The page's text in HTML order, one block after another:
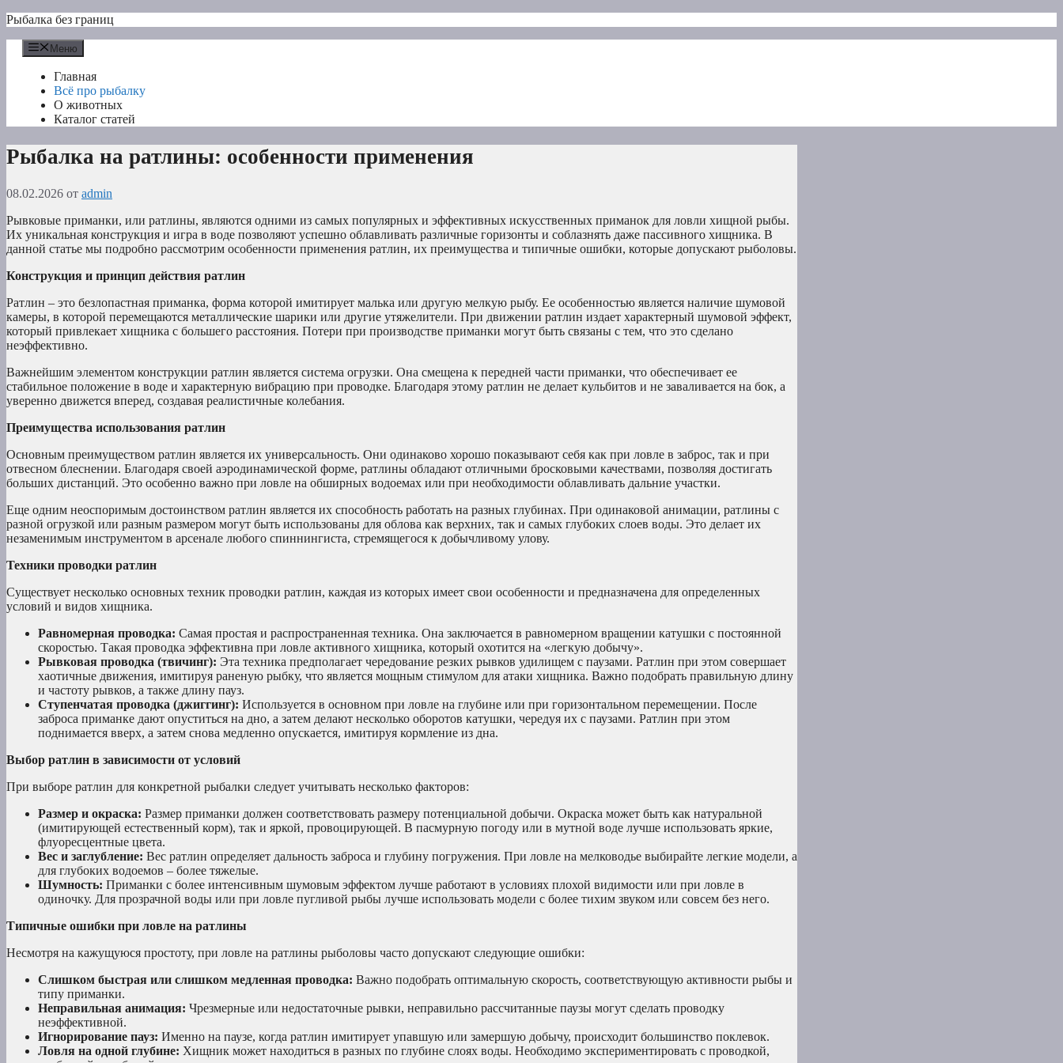
Перейти
содержимому
Рыбалка без границ
Меню
Главная
Всё про рыбалку
О животных
Каталог статей
Рыбалка на ратлины: особенности применения
08.02.2026 от admin
Рывковые приманки, или ратлины, являются одними из самых популярных и эффективных искусственных приманок для ловли хищной рыбы.
Их уникальная конструкция и игра в воде позволяют успешно облавливать различные горизонты и соблазнять даже пассивного хищника. В
данной статье мы подробно рассмотрим особенности применения ратлин, их преимущества и типичные ошибки, которые допускают рыболовы.
Конструкция и принцип действия ратлин
Ратлин – это безлопастная приманка, форма которой имитирует малька или другую мелкую рыбу. Ее особенностью является наличие шумовой
камеры, в которой перемещаются металлические шарики или другие утяжелители. При движении ратлин издает характерный шумовой эффект,
который привлекает хищника с большего расстояния. Потери при производстве приманки могут быть связаны с тем, что это сделано
неэффективно.
Важнейшим элементом конструкции ратлин является система огрузки. Она смещена к передней части приманки, что обеспечивает ее
стабильное положение в воде и характерную вибрацию при проводке. Благодаря этому ратлин не делает кульбитов и не заваливается на бок, а
уверенно движется вперед, создавая реалистичные колебания.
Преимущества использования ратлин
Основным преимуществом ратлин является их универсальность. Они одинаково хорошо показывают себя как при ловле в заброс, так и при
отвесном блеснении. Благодаря своей аэродинамической форме, ратлины обладают отличными бросковыми качествами, позволяя достигать
больших дистанций. Это особенно важно при ловле на обширных водоемах или при необходимости облавливать дальние участки.
Еще одним неоспоримым достоинством ратлин является их способность работать на разных глубинах. При одинаковой анимации, ратлины с
разной огрузкой или разным размером могут быть использованы для облова как верхних, так и самых глубоких слоев воды. Это делает их
незаменимым инструментом в арсенале любого спиннингиста, стремящегося к добычливому улову.
Техники проводки ратлин
Существует несколько основных техник проводки ратлин, каждая из которых имеет свои особенности и предназначена для определенных
условий и видов хищника.
Равномерная проводка: Самая простая и распространенная техника. Она заключается в равномерном вращении катушки с постоянной
скоростью. Такая проводка эффективна при ловле активного хищника, который охотится на «легкую добычу».
Рывковая проводка (твичинг): Эта техника предполагает чередование резких рывков удилищем с паузами. Ратлин при этом совершает
хаотичные движения, имитируя раненую рыбку, что является мощным стимулом для атаки хищника. Важно подобрать правильную длину
и частоту рывков, а также длину пауз.
Ступенчатая проводка (джиггинг): Используется в основном при ловле на глубине или при горизонтальном перемещении. После
заброса приманке дают опуститься на дно, а затем делают несколько оборотов катушки, чередуя их с паузами. Ратлин при этом
поднимается вверх, а затем снова медленно опускается, имитируя кормление из дна.
Выбор ратлин в зависимости от условий
При выборе ратлин для конкретной рыбалки следует учитывать несколько факторов:
Размер и окраска: Размер приманки должен соответствовать размеру потенциальной добычи. Окраска может быть как натуральной
(имитирующей естественный корм), так и яркой, провоцирующей. В пасмурную погоду или в мутной воде лучше использовать яркие,
флуоресцентные цвета.
Вес и заглубление: Вес ратлин определяет дальность заброса и глубину погружения. При ловле на мелководье выбирайте легкие модели, а
для глубоких водоемов – более тяжелые.
Шумность: Приманки с более интенсивным шумовым эффектом лучше работают в условиях плохой видимости или при ловле в
одиночку. Для прозрачной воды или при ловле пугливой рыбы лучше использовать модели с более тихим звуком или совсем без него.
Типичные ошибки при ловле на ратлины
Несмотря на кажущуюся простоту, при ловле на ратлины рыболовы часто допускают следующие ошибки:
Слишком быстрая или слишком медленная проводка: Важно подобрать оптимальную скорость, соответствующую активности рыбы и
типу приманки.
Неправильная анимация: Чрезмерные или недостаточные рывки, неправильно рассчитанные паузы могут сделать проводку
неэффективной.
Игнорирование пауз: Именно на паузе, когда ратлин имитирует упавшую или замершую добычу, происходит большинство поклевок.
Ловля на одной глубине: Хищник может находиться в разных по глубине слоях воды. Необходимо экспериментировать с проводкой,